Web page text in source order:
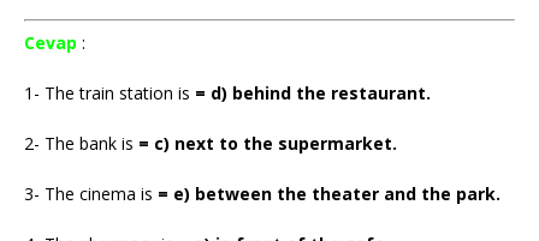
Cevap :
1- The train station is = d) behind the restaurant.
2- The bank is = c) next to the supermarket.
3- The cinema is = e) between the theater and the park.